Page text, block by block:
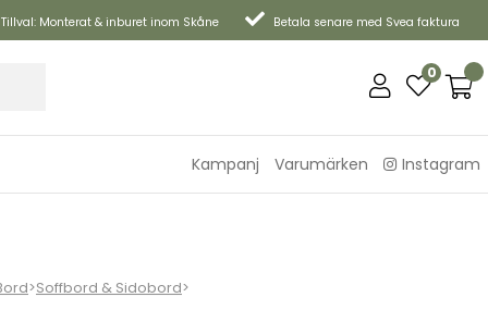
Tillval: Monterat & inburet inom Skåne Betala senare med Svea faktura
0
Kampanj Varumärken Instagram
>Soffbord & Sidobord>